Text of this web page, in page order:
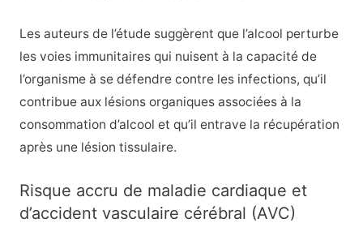
Les auteurs de l’étude suggèrent que l’alcool perturbe
les voies immunitaires qui nuisent à la capacité de
l’organisme à se défendre contre les infections, qu’il
contribue aux lésions organiques associées à la
consommation d’alcool et qu’il entrave la récupération
après une lésion tissulaire.
Risque accru de maladie cardiaque et
d’accident vasculaire cérébral (AVC)